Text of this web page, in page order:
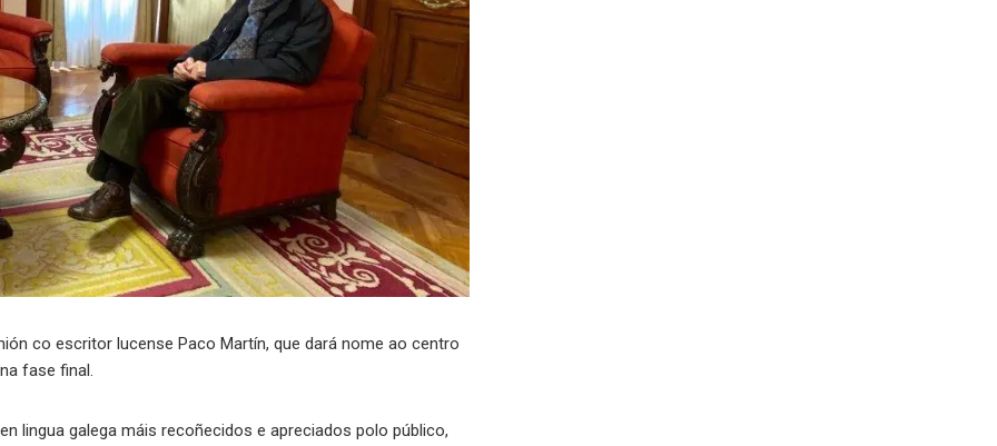
co escritor lucense Paco Martín, que dará nome ao centro
fase final.
lingua galega máis recoñecidos e apreciados polo público,